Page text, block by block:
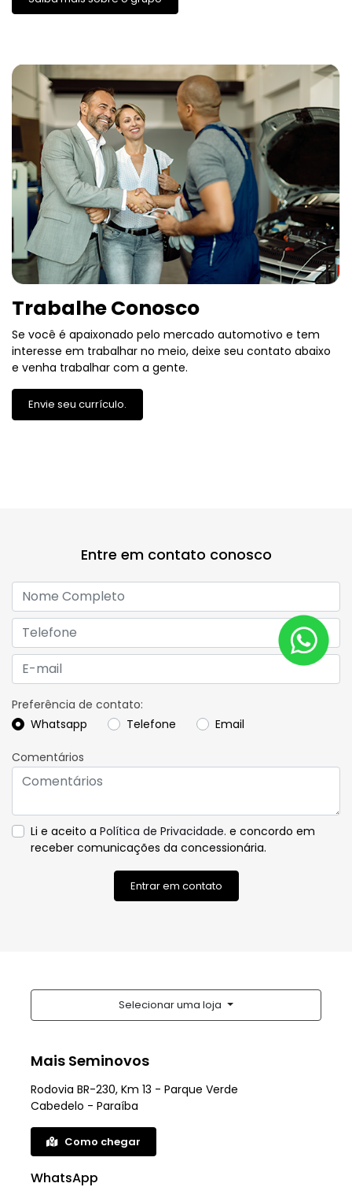
Trabalhe Conosco
Se você é apaixonado pelo mercado automotivo e tem
interesse em trabalhar no meio, deixe seu contato abaixo
e venha trabalhar com a gente.
Envie seu currículo.
Preferência de contato:
Whatsapp
Telefone Email
Comentários
Li e aceito a Política de Privacidade.e concordo em
Selecionar uma loja
Cabedelo - Paraíba
WhatsApp
(83) 99611-9594
HORÁRIOS DE FUNCIONAMENTO
Showroom